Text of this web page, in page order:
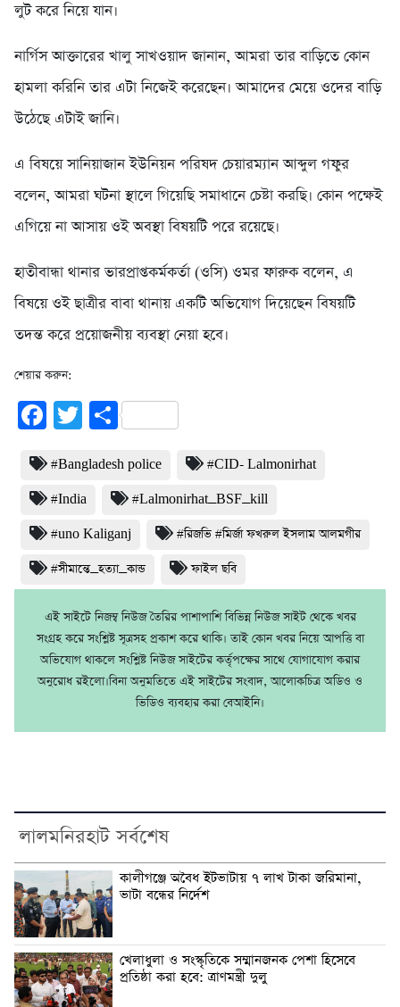
লুট করে নিয়ে যান।
নার্গিস আক্তারের খালু সাখওয়াদ জানান, আমরা তার বাড়িতে কোন
হামলা করিনি তার এটা নিজেই করেছেন। আমাদের মেয়ে ওদের বাড়ি
উঠেছে এটাই জানি।
এ বিষয়ে সানিয়াজান ইউনিয়ন পরিষদ চেয়ারম্যান আব্দুল গফুর
বলেন, আমরা ঘটনা স্থালে গিয়েছি সমাধানে চেষ্টা করছি। কোন পক্ষেই
এগিয়ে না আসায় ওই অবস্থা বিষয়টি পরে রয়েছে।
হাতীবান্ধা থানার ভারপ্রাপ্তকর্মকর্তা (ওসি) ওমর ফারুক বলেন, এ
বিষয়ে ওই ছাত্রীর বাবা থানায় একটি অভিযোগ দিয়েছেন বিষয়টি
তদন্ত করে প্রয়োজনীয় ব্যবস্থা নেয়া হবে।
শেয়ার করুন:
Facebook
TwitterShare
#Bangladesh police #CID- Lalmonirhat
#India #Lalmonirhat_BSF_kill
#uno Kaliganj #রিজভি #মির্জা ফখরুল ইসলাম আলমগীর
#সীমান্তে_হত্যা_কান্ড ফাইল ছবি
এই সাইটে নিজম্ব নিউজ তৈরির পাশাপাশি বিভিন্ন নিউজ সাইট থেকে খবর
সংগ্রহ করে সংশ্লিষ্ট সূত্রসহ প্রকাশ করে থাকি। তাই কোন খবর নিয়ে আপত্তি বা
অভিযোগ থাকলে সংশ্লিষ্ট নিউজ সাইটের কর্তৃপক্ষের সাথে যোগাযোগ করার
অনুরোধ রইলো।বিনা অনুমতিতে এই সাইটের সংবাদ, আলোকচিত্র অডিও ও
ভিডিও ব্যবহার করা বেআইনি।
লালমনিরহাট সর্বশেষ
কালীগঞ্জে অবৈধ ইটভাটায় ৭ লাখ টাকা জরিমানা,
ভাটা বন্ধের নির্দেশ
খেলাধুলা ও সংস্কৃতিকে সম্মানজনক পেশা হিসেবে
প্রতিষ্ঠা করা হবে: ত্রাণমন্ত্রী দুলু